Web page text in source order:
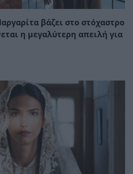
βάζει στο στόχαστρο
η μεγαλύτερη απειλή για